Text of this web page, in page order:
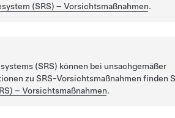
(SRS) – Vorsichtsmaßnahmen.
(SRS) können bei unsachgemäßer
zu SRS-Vorsichtsmaßnahmen finden
– Vorsichtsmaßnahmen.